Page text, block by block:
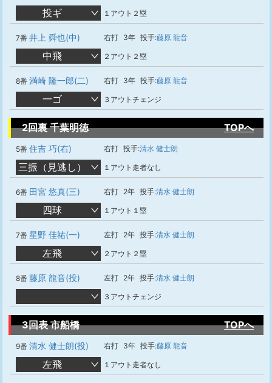
投ギ １アウト２塁
7番 井上 舜也(中) 右打 3年 投手:藤原 龍音
中飛 ２アウト２塁
8番 満崎 隆一郎(二) 右打 3年 投手:藤原 龍音
一ゴ ３アウトチェンジ
2回裏 千葉明徳 TOPへ
5番 住吉 巧(右) 右打 投手:清水 健士朗
三振（見逃し） １アウト走者なし
6番 田宮 悠真(三) 右打 2年 投手:清水 健士朗
四球 １アウト１塁
7番 星野 佳祐(一) 左打 2年 投手:清水 健士朗
左飛 ２アウト２塁
8番 藤原 龍音(投) 左打 2年 投手:清水 健士朗
３アウトチェンジ
3回表 市船橋 TOPへ
9番 清水 健士朗(投) 右打 3年 投手:藤原 龍音
左飛 １アウト走者なし